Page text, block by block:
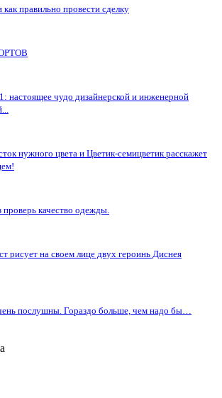
правильно провести сделку
настоящее чудо дизайнерской и инженерной
нужного цвета и Цветик-семицветик расскажет
качество одежды.
рисует на своем лице двух героинь Диснея
послушны. Гораздо больше, чем надо бы…